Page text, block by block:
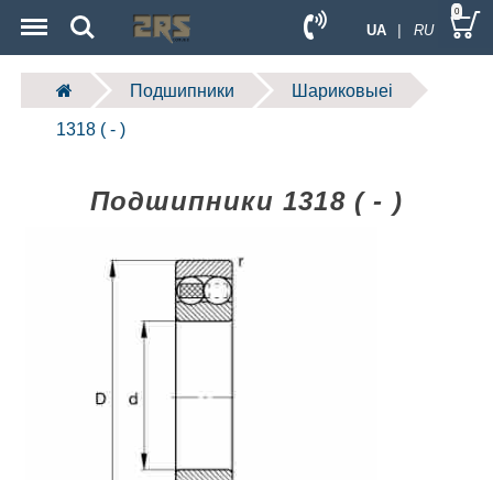
UA | RU
Search 0
Подшипники Шариковыеі
1318 ( - )
Подшипники 1318 ( - )